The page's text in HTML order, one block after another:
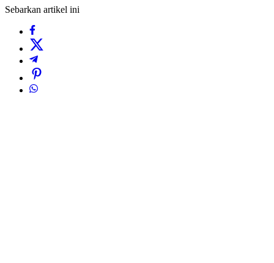
Sebarkan artikel ini